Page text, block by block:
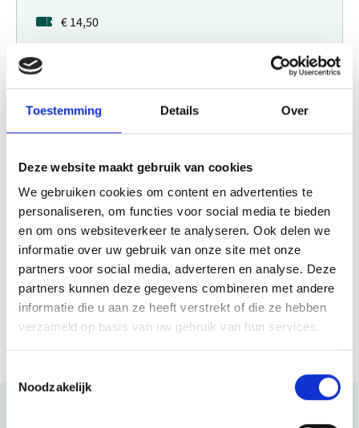
Toestemming Details Over
Deze website maakt gebruik van cookies
We gebruiken cookies om content en advertenties te
personaliseren, om functies voor social media te bieden
en om ons websiteverkeer te analyseren. Ook delen we
informatie over uw gebruik van onze site met onze
partners voor social media, adverteren en analyse. Deze
partners kunnen deze gegevens combineren met andere
informatie die u aan ze heeft verstrekt of die ze hebben
verzameld op basis van uw gebruik van hun services.
Noodzakelijk
€ 14,50
Wanneer
18 dec. 2026Vanaf 19:30
Website
Bezoek website